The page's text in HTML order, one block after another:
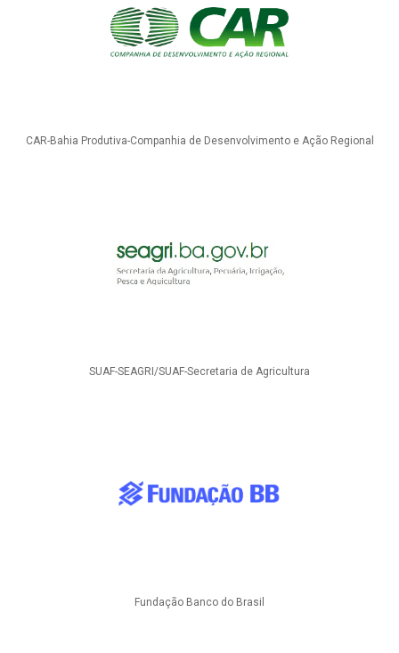
CAR-Bahia Produtiva-Companhia de Desenvolvimento e Ação Regional
SUAF-SEAGRI/SUAF-Secretaria de Agricultura
Fundação Banco do Brasil